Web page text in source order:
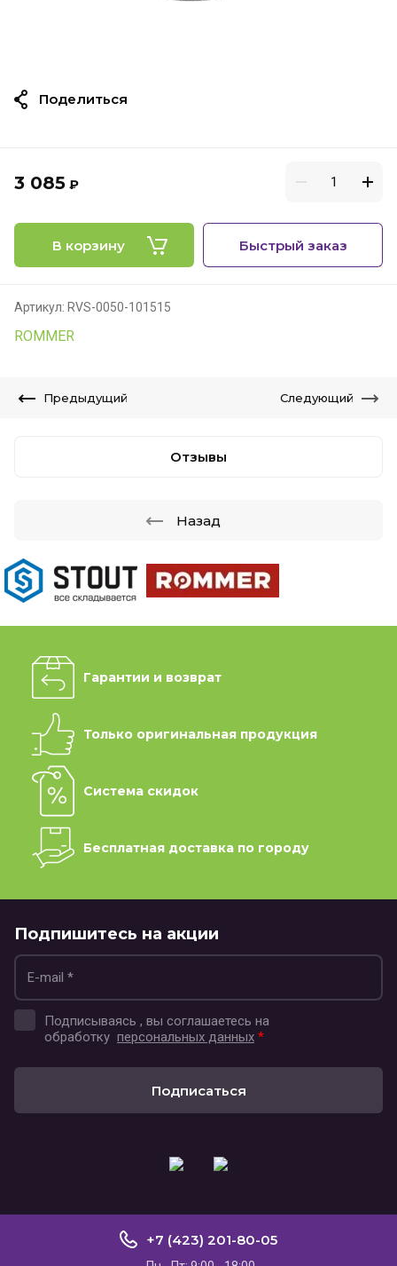
3 085 ₽
В корзину Быстрый заказ
Артикул: RVS-0050-101515
ROMMER
Поделиться
Предыдущий Следующий
Отзывы
Назад
Гарантии и возврат
Только оригинальная продукция
Система скидок
Бесплатная доставка по городу
Подпишитесь на акции
Подписываясь , вы соглашаетесь на
обработку персональных данных *
Подписаться
+7 (423) 201-80-05